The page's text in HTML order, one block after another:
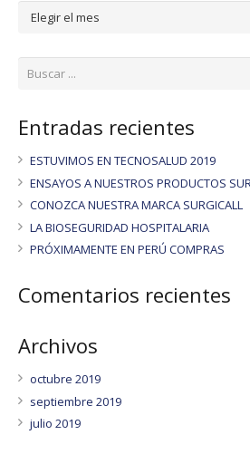
ARCHIVOS
Entradas recientes
ESTUVIMOS EN TECNOSALUD 2019
ENSAYOS A NUESTROS PRODUCTOS
CONOZCA NUESTRA MARCA SURGICALL
LA BIOSEGURIDAD HOSPITALARIA
PRÓXIMAMENTE EN PERÚ COMPRAS
Comentarios recientes
Archivos
octubre 2019
septiembre 2019
julio 2019